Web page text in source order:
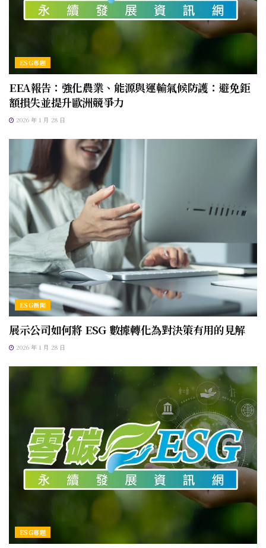
ESG專題
EEA報告：強化農業、能源與運輸氣候防護：避免鉅
額損失並提升歐洲競爭力
2026 年 1 月 28 日
ESG新聞
展示公司如何將 ESG 數據轉化為對決策有用的見解
2026 年 1 月 28 日
ESG專題